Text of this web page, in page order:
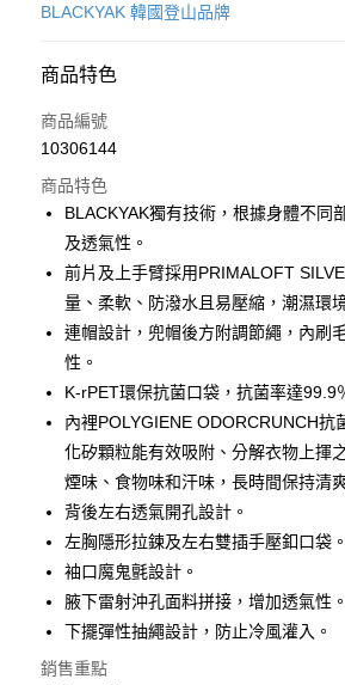
信用卡一次付款
Apple Pay
街口支付
悠遊付
Google Pay
全盈+PAY
AFTEE先享後付
相關說明
【關於「AFTEE先享後付」】
便利好安心！
１．簡單：不需註冊會員、不需綁卡、不需儲
２．便利：只要手機號碼，簡訊認證，即可結
３．安心：先確認商品／服務後，再付款。
【「AFTEE先享後付」結帳流程】
付」結帳頁面，進行簡訊認證並確認金額後，
２．訂單成立數日內，您將收到繳費通知簡訊。
／ATM／網路銀行／等多元方式進行付款，方
ATM付款
運送方式
全家取貨付款
付款後全家取貨
每筆NT$60，滿NT$599(含以上)免運費
BLACKYAK 韓國登山品牌
商品特色
商品編號
10306144
商品特色
BLACKYAK獨有技術，根據身體不同
及透氣性。
前片及上手臂採用PRIMALOFT
量、柔軟、防潑水且易壓縮，潮濕環
連帽設計，兜帽後方附調節繩，內刷
性。
K-rPET環保抗菌口袋，抗菌率達99.9
內裡POLYGIENE ODORCRUNCH抗
化矽顆粒能有效吸附、分解衣物上揮
煙味、食物味和汗味，長時間保持清
背後左右透氣開孔設計。
左胸隱形拉鍊及左右雙插手壓釦口袋。
袖口魔鬼氈設計。
腋下雷射沖孔面料拼接，增加透氣性。
下擺彈性抽繩設計，防止冷風灌入。
銷售重點